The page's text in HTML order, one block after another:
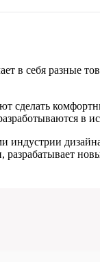
в себя разные
сделать
в
индустрии
разрабатывает